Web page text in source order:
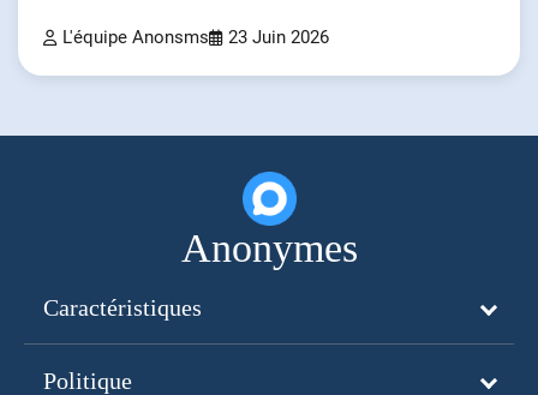
L'équipe Anonsms 23 Juin 2026
Anonymes
Caractéristiques
Politique